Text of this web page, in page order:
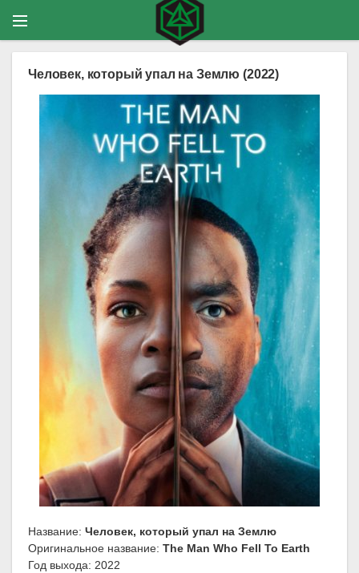
Человек, который упал на Землю (2022)
Название: Человек, который упал на Землю
Оригинальное название: The Man Who Fell To Earth
Год выхода: 2022